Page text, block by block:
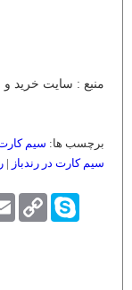
منبع : سایت خرید
برچسب ها: سیم
سیم کارت در رندباز |
Copy
Link
Skype